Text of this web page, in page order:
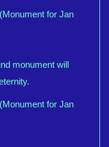
for Jan
monument will
for Jan